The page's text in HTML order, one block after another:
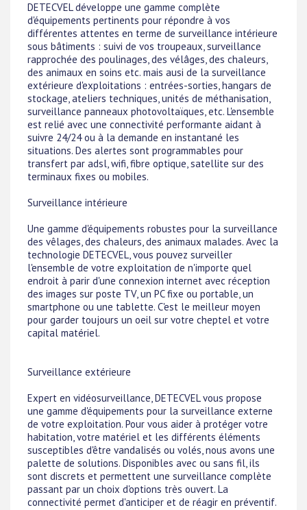
DETECVEL développe une gamme complète
d'équipements pertinents pour répondre à vos
différentes attentes en terme de surveillance intérieure
sous bâtiments : suivi de vos troupeaux, surveillance
rapprochée des poulinages, des vélâges, des chaleurs,
des animaux en soins etc. mais ausi de la surveillance
extérieure d'exploitations : entrées-sorties, hangars de
stockage, ateliers techniques, unités de méthanisation,
surveillance panneaux photovoltaïques, etc. L'ensemble
est relié avec une connectivité performante aidant à
suivre 24/24 ou à la demande en instantané les
situations. Des alertes sont programmables pour
transfert par adsl, wifi, fibre optique, satellite sur des
terminaux fixes ou mobiles.
Surveillance intérieure
Une gamme d'équipements robustes pour la surveillance
des vêlages, des chaleurs, des animaux malades. Avec la
technologie DETECVEL, vous pouvez surveiller
l'ensemble de votre exploitation de n'importe quel
endroit à parir d'une connexion internet avec réception
des images sur poste TV, un PC fixe ou portable, un
smartphone ou une tablette. C'est le meilleur moyen
pour garder toujours un oeil sur votre cheptel et votre
capital matériel.
Surveillance extérieure
Expert en vidéosurveillance, DETECVEL vous propose
une gamme d'équipements pour la surveillance externe
de votre exploitation. Pour vous aider à protéger votre
habitation, votre matériel et les différents éléments
susceptibles d'être vandalisés ou volés, nous avons une
palette de solutions. Disponibles avec ou sans fil, ils
sont discrets et permettent une surveillance complète
passant par un choix d'options très ouvert. La
connectivité permet d'anticiper et de réagir en préventif.